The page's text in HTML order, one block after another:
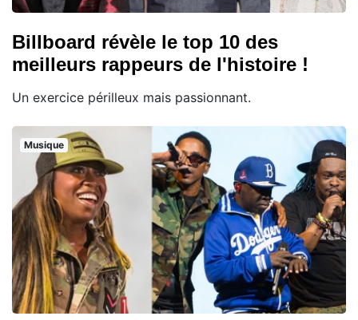
Billboard révèle le top 10 des
meilleurs rappeurs de l'histoire !
Un exercice périlleux mais passionnant.
Musique